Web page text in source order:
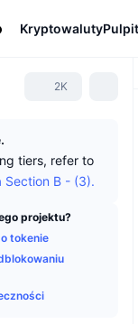
Kryptowaluty
2K
tiers, refer to
Section B - (3).
projektu?
tokenie